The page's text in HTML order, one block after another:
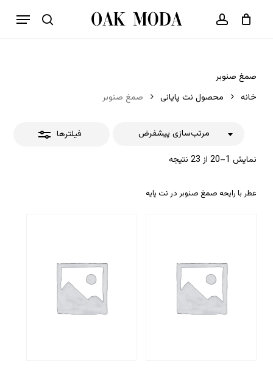
جستجو حساب کاربری
فهرست
سبد خرید بستن
صمغ صنوبر
خانه
محصول نت پایانی صمغ صنوبر
فیلترها
نمایش 1–20 از 23 نتیجه
مرتب‌سازی پیشفرض
بستن
عطر با رایحه صمغ صنوبر در نت پایه